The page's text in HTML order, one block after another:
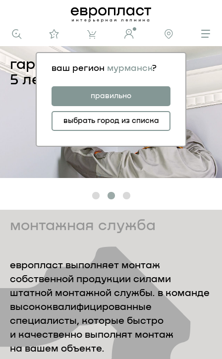
ваш регион мурманск?
правильно
выбрать город из списка
гарантия
5 лет
монтажная служба
европласт выполняет монтаж
собственной продукции силами
штатной монтажной службы. в команде
высококвалифицированные
специалисты, которые быстро
и качественно выполнят монтаж
на вашем объекте.